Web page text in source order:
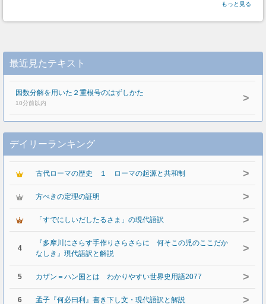
もっと見る
最近見たテキスト
因数分解を用いた２重根号のはずしかた
10分前以内 >
デイリーランキング
古代ローマの歴史 １ ローマの起源と共和制 >
方べきの定理の証明 >
「すでにしいだしたるさま」の現代語訳 >
4
『多摩川にさらす手作りさらさらに 何そこの児のここだか
なしき』現代語訳と解説
>
5 カザン＝ハン国とは わかりやすい世界史用語2077 >
6 孟子『何必曰利』書き下し文・現代語訳と解説 >